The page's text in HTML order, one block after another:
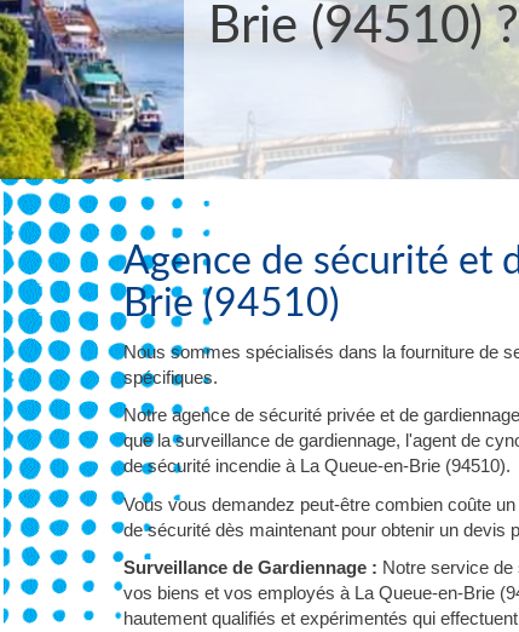
Brie (94510) ?
Agence de sécurité et
Brie (94510)
Nous sommes spécialisés dans la fourniture de
spécifiques.
Notre agence de sécurité privée et de
que la surveillance de gardiennage, l'agent de
de sécurité incendie à La Queue-en-Brie (94510).
Vous vous demandez peut-être combien coûte
de sécurité dès maintenant pour obtenir un devis
Surveillance de Gardiennage : Notre service de
vos biens et vos employés à La Queue-en-Brie
hautement qualifiés et expérimentés qui